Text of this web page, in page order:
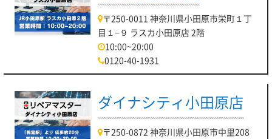
〒250-0011 神奈川県小田原市栄町１丁
目１−９ ラスカ小田原店 2階
10:00~20:00
0120-40-1931
ダイナシティ小田原店
〒250-0872 神奈川県小田原市中里208